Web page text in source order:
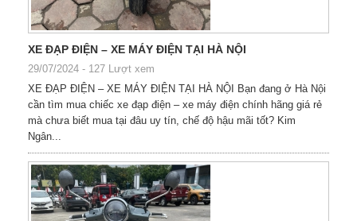
XE ĐẠP ĐIỆN – XE MÁY ĐIỆN TẠI HÀ NỘI
29/07/2024 - 127 Lượt xem
XE ĐẠP ĐIỆN – XE MÁY ĐIỆN TẠI HÀ NỘI Bạn đang ở Hà Nội
cần tìm mua chiếc xe đạp điện – xe máy điện chính hãng giá rẻ
mà chưa biết mua tại đâu uy tín, chế độ hậu mãi tốt? Kim
Ngân...